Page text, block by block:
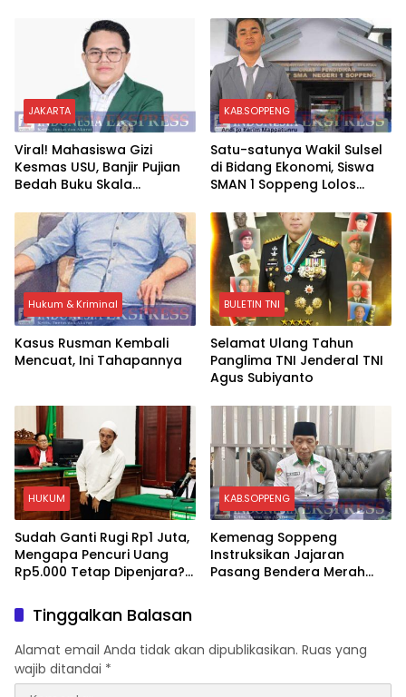
Hukum Terus Berjalan
Lawan Pinjol Ilegal
JAKARTA
Viral! Mahasiswa Gizi
Kesmas USU, Banjir Pujian
Bedah Buku Skala
Rupiah Referensi Akademik
Dunia
KAB.SOPPENG
Satu-satunya Wakil Sulsel
di Bidang Ekonomi, Siswa
SMAN 1 Soppeng Lolos
2026
Hukum & Kriminal
Kasus Rusman Kembali
Mencuat, Ini Tahapannya
BULETIN TNI
Selamat Ulang Tahun
Panglima TNI Jenderal TNI
Agus Subiyanto
HUKUM
Sudah Ganti Rugi Rp1 Juta,
Mengapa Pencuri Uang
Rp5.000 Tetap Dipenjara?
KAB.SOPPENG
Kemenag Soppeng
Instruksikan Jajaran
Pasang Bendera Merah
Tinggalkan Balasan
Alamat email Anda tidak akan dipublikasikan. Ruas yang
wajib ditandai *